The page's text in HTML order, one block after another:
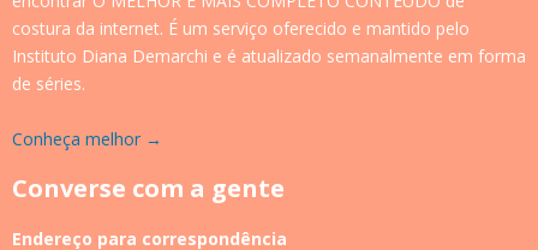
costura da internet. É um serviço oferecido e mantido pelo
Instituto Diana Demarchi e é atualizado semanalmente em forma
de séries.
Conheça melhor →
Converse com a gente
Endereço para correspondência